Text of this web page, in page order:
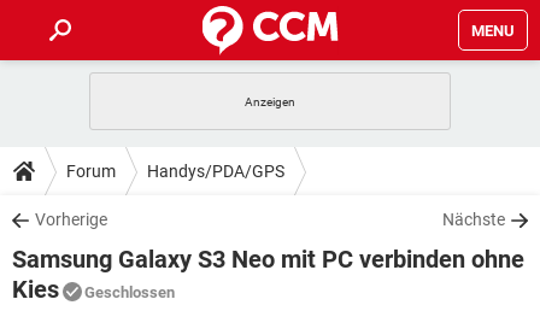
MENU
ANDROID IOS
WINDOWS 10
WHATSAPP TIKTOK
FACEBOOK
TIPPS & TRICKS
SPIELE STREAMING
WINDOWS 10
DOWNLOADS
SPIELE STREAMING
ANDROID
FORUM
Forum Handys/PDA/GPS
Vorherige Nächste
Samsung Galaxy S3 Neo mit PC verbinden ohne
Kies
Geschlossen